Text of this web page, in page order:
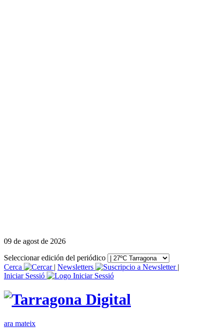
09 de agost de 2026
Seleccionar edición del periódico
Cerca
| Newsletters
|
Iniciar Sessió
ara mateix